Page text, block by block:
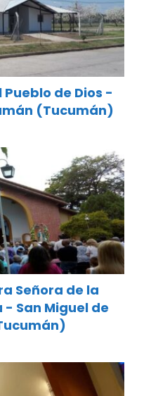
de Dios -
(Tucumán)
Señora de la
San Miguel de